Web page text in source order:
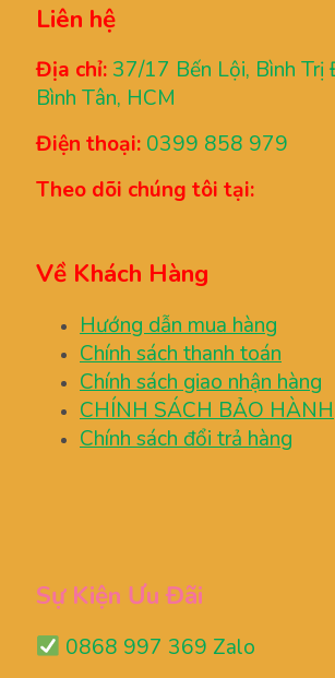
Liên hệ
Địa chỉ: 37/17 Bến Lội, Bình Trị
Bình Tân, HCM
Điện thoại: 0399 858 979
Theo dõi chúng tôi tại:
Về Khách Hàng
Hướng dẫn mua hàng
Chính sách thanh toán
Chính sách giao nhận hàng
CHÍNH SÁCH BẢO HÀNH
Chính sách đổi trả hàng
Sự Kiện Ưu Đãi
0868 997 369 Zalo